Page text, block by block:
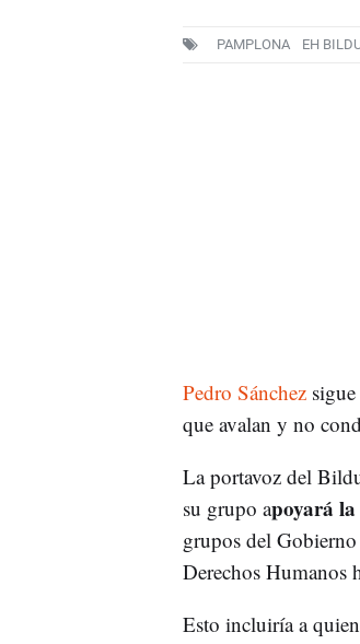
PAMPLONA EH
Pedro Sánchezsigue
que avalan y no
La portavoz del
su grupo apoyará
grupos del
Derechos Humanos
Esto incluiría a